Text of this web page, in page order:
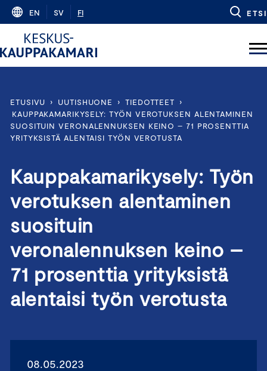
Skip
content
EN SV FI ETSI
ETUSIVU › UUTISHUONE › TIEDOTTEET
›
KAUPPAKAMARIKYSELY: TYÖN VEROTUKSEN ALENTAMINEN
SUOSITUIN VERONALENNUKSEN KEINO – 71 PROSENTTIA
YRITYKSISTÄ ALENTAISI TYÖN VEROTUSTA
Kauppakamarikysely: Työn
verotuksen alentaminen
suosituin
veronalennuksen keino –
71 prosenttia yrityksistä
alentaisi työn verotusta
08.05.2023